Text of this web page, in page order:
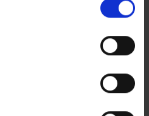
consenso in qualsiasi
sui cookie o facendo clic
sulla tua posizione
di qualche
SUPERIORE